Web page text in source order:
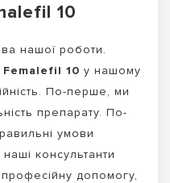
10
нашої роботи.
Femalefil 10 у нашому
По-перше, ми
препарату. По-
умови
консультанти
професійну допомогу,